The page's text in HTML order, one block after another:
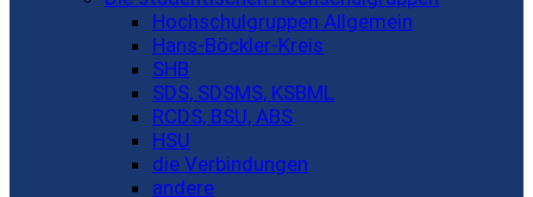
Hochschulgruppen Allgemein
Hans-Böckler-Kreis
SHB
SDS, SDSMS, KSBML
RCDS, BSU, ABS
HSU
die Verbindungen
andere